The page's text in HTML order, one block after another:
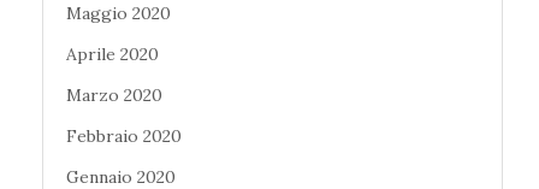
Maggio 2020
Aprile 2020
Marzo 2020
Febbraio 2020
Gennaio 2020